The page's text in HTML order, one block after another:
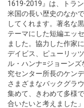
1619-2019』は、トラ
米国の長い歴史のなか
してくれます。著名な
テーマにした短編エッ
ました。協力した作家
デイビス、ピューリッ
ル・ハンナ=ジョーン
究センター所長のケン
さまざまなバックグラ
集めて、きわめて多様
合いたいと考えました